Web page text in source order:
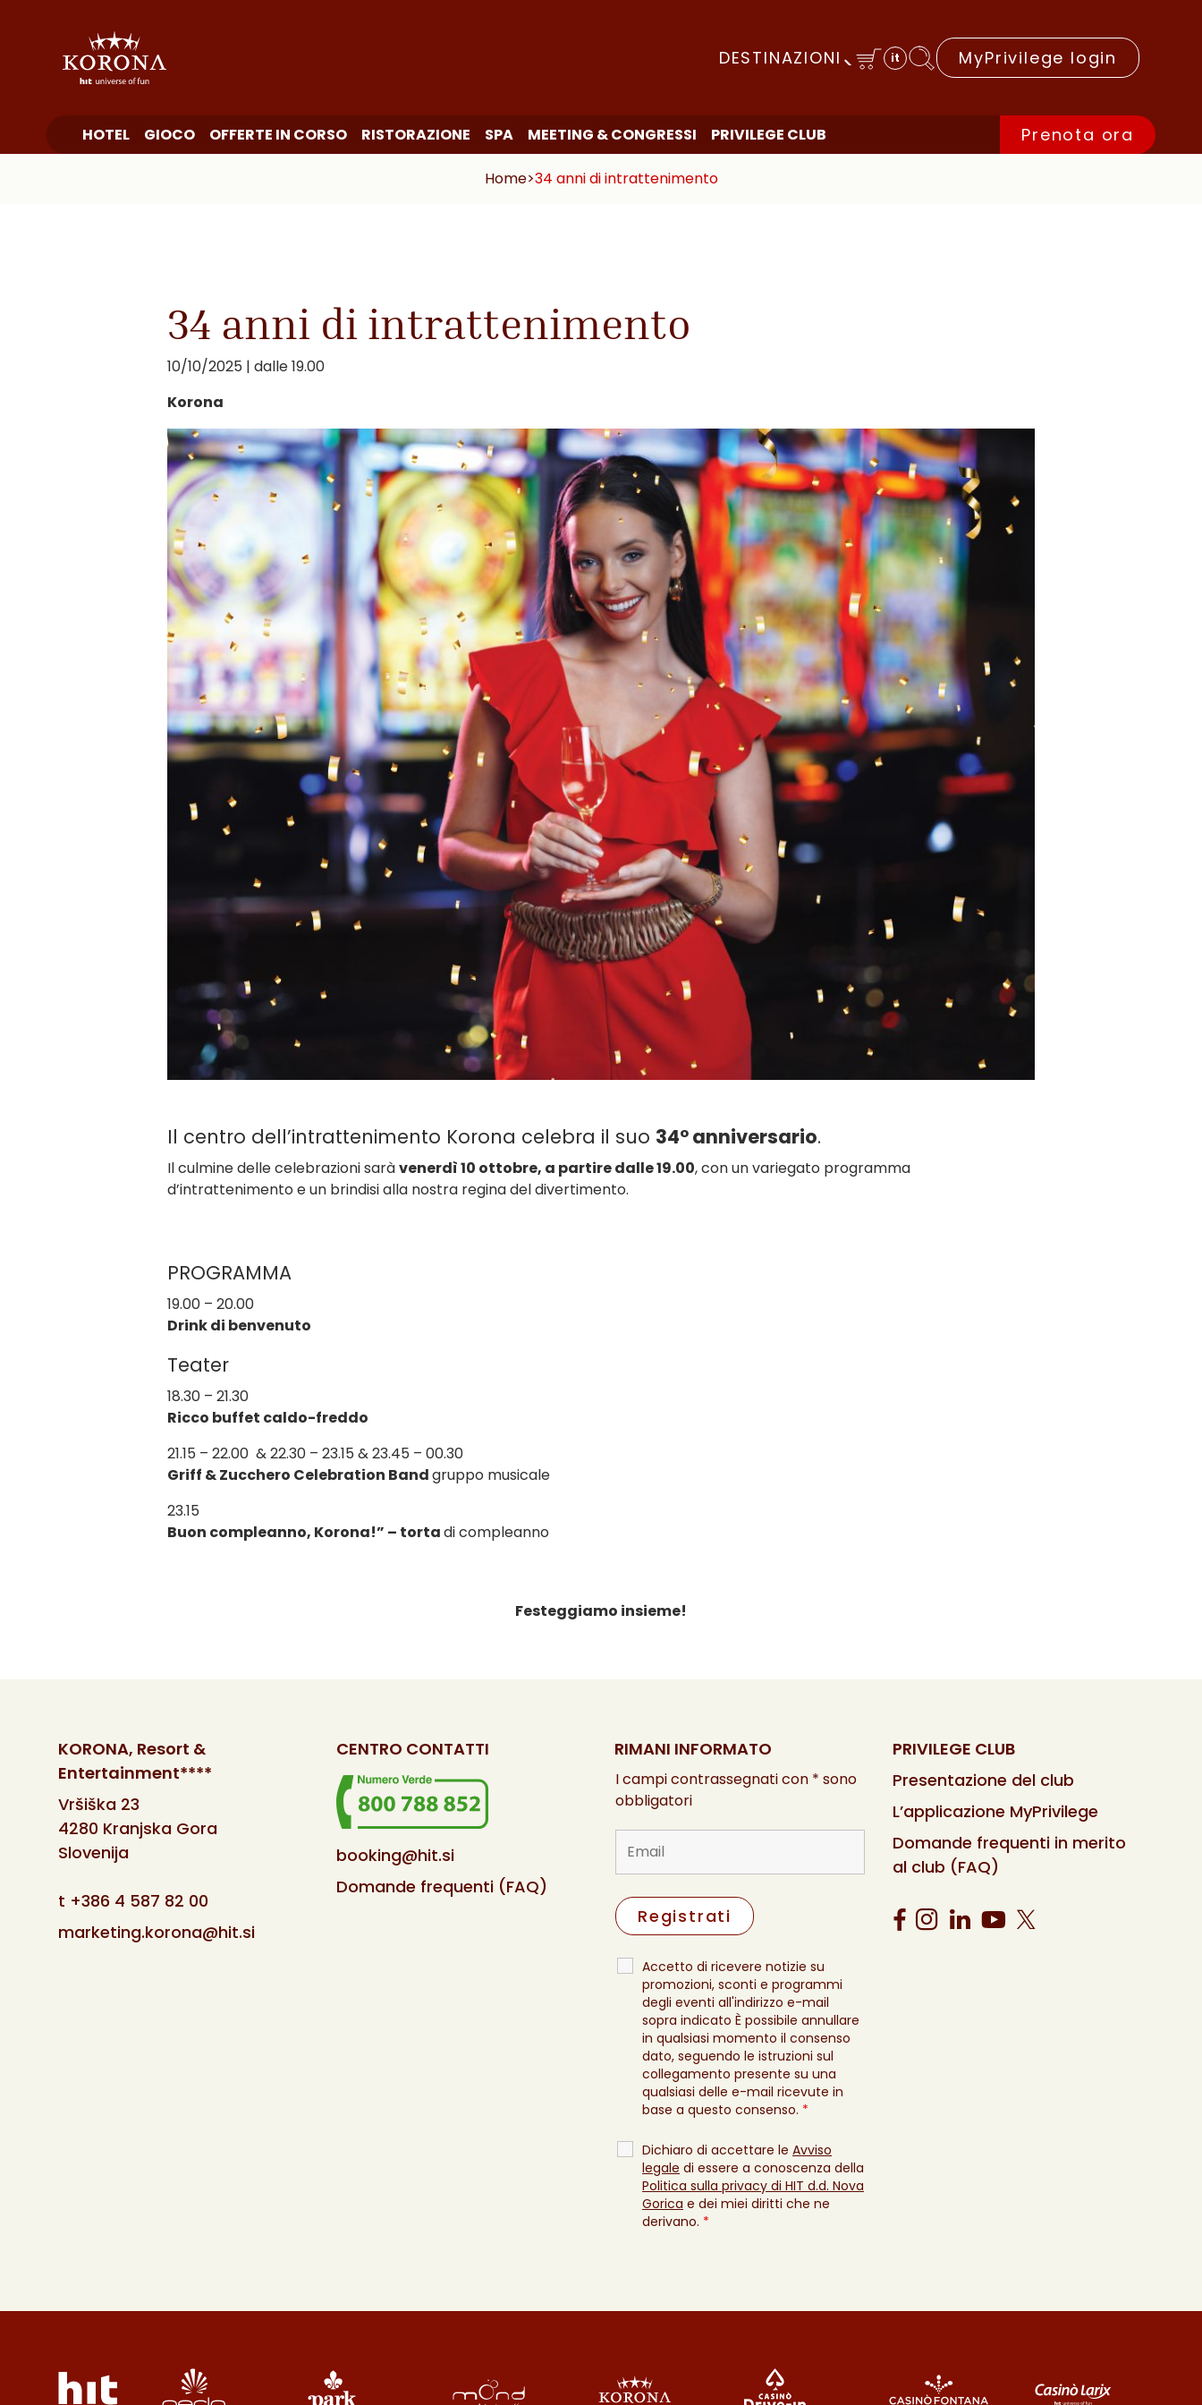
DESTINAZIONI it MyPrivilege login
HOTEL GIOCO OFFERTE IN CORSO RISTORAZIONE SPA MEETING & CONGRESSI PRIVILEGE CLUB Prenota ora
Home>34 anni di intrattenimento
34 anni di intrattenimento
10/10/2025 | dalle 19.00
Korona
Il centro dell’intrattenimento Korona celebra il suo 34° anniversario.
Il culmine delle celebrazioni saràvenerdì 10 ottobre, a partire dalle 19.00, con un variegato programma
d’intrattenimento e un brindisi alla nostra regina del divertimento.
PROGRAMMA
19.00 – 20.00
Drink di benvenuto
Teater
18.30 – 21.30
Ricco buffet caldo-freddo
21.15 – 22.00 & 22.30 – 23.15 & 23.45 – 00.30
Griff & Zucchero Celebration Bandgruppo musicale
23.15
Buon compleanno, Korona!” – tortadi compleanno
Festeggiamo insieme!
KORONA, Resort &
Entertainment****
Vršiška 23
4280 Kranjska Gora
Slovenija
t +386 4 587 82 00
marketing.korona@hit.si
CENTRO CONTATTI
booking@hit.si
Domande frequenti (FAQ)
RIMANI INFORMATO
I campi contrassegnati con * sono
obbligatori
Accetto di ricevere notizie su
promozioni, sconti e programmi
degli eventi all'indirizzo e-mail
sopra indicato È possibile annullare
in qualsiasi momento il consenso
dato, seguendo le istruzioni sul
collegamento presente su una
qualsiasi delle e-mail ricevute in
base a questo consenso. *
Dichiaro di accettare le Avviso
legale di essere a conoscenza della
Politica sulla privacy di HIT d.d. Nova
Gorica e dei miei diritti che ne
derivano. *
PRIVILEGE CLUB
Presentazione del club
L’applicazione MyPrivilege
Domande frequenti in merito
al club (FAQ)